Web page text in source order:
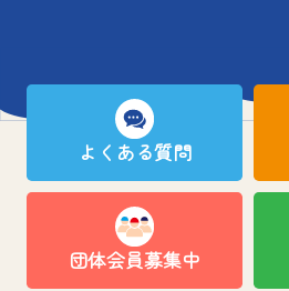
よくある質問
団体会員募集中